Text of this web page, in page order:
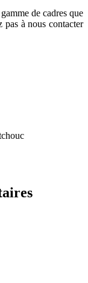
de cadres que
pas à nous contacter